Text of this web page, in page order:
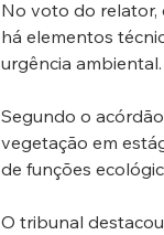
No voto do relator,
há elementos
urgência ambiental.
Segundo o
vegetação em
de funções
O tribunal